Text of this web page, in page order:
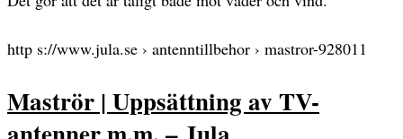
http s://www.jula.se › antenntillbehor › mastror-928011
Maströr | Uppsättning av TV-